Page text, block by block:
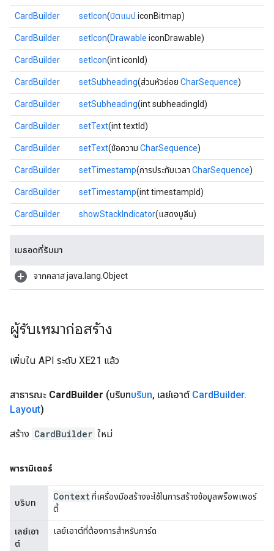
CardBuilder setIcon(บิตแมป iconBitmap)
CardBuilder setIcon(Drawable iconDrawable)
CardBuilder setIcon(int iconId)
CardBuilder setSubheading(ส่วนหัวย่อย CharSequence)
CardBuilder setSubheading(int subheadingId)
CardBuilder setText(int textId)
CardBuilder setText(ข้อความ CharSequence)
CardBuilder setTimestamp(การประทับเวลา CharSequence)
CardBuilder setTimestamp(int timestampId)
CardBuilder showStackIndicator(แสดงบูลีน)
เมธอดที่รับมา
จากคลาส java.lang.Object
ผู้รับเหมาก่อสร้าง
เพิ่มใน API ระดับ XE21 แล้ว
สาธารณะ CardBuilder (บริบทบริบท, เลย์เอาต์ CardBuilder.
Layout)
สร้าง CardBuilder ใหม่
พารามิเตอร์
บริบท
Contextที่เครื่องมือสร้างจะใช้ในการสร้างข้อมูลพร็อพเพอร์
ตี้
เลย์เอา
ต์
เลย์เอาต์ที่ต้องการสำหรับการ์ด